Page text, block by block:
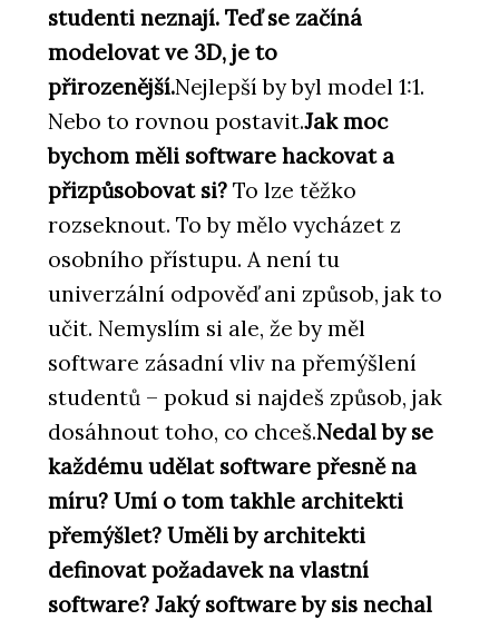
studenti neznají. Teď se začíná
modelovat ve 3D, je to
přirozenější.Nejlepší by byl model 1:1.
Nebo to rovnou postavit.Jak moc
bychom měli software hackovat a
přizpůsobovat si? To lze těžko
rozseknout. To by mělo vycházet z
osobního přístupu. A není tu
univerzální odpověď ani způsob, jak to
učit. Nemyslím si ale, že by měl
software zásadní vliv na přemýšlení
studentů – pokud si najdeš způsob, jak
dosáhnout toho, co chceš.Nedal by se
každému udělat software přesně na
míru? Umí o tom takhle architekti
přemýšlet? Uměli by architekti
definovat požadavek na vlastní
software? Jaký software by sis nechal